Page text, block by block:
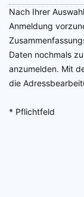
Nach Ihrer
Anmeldung
Daten nochmals
anzumelden. Mit
die
* Pflichtfeld